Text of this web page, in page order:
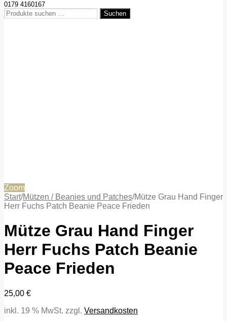
0179 4160167
Suchen
nach:
Suchen
Zoom
Start/Mützen / Beanies und Patches/Mütze Grau Hand Finger
Herr Fuchs Patch Beanie Peace Frieden
Mütze Grau Hand Finger
Herr Fuchs Patch Beanie
Peace Frieden
25,00 €
inkl. 19 % MwSt. zzgl. Versandkosten